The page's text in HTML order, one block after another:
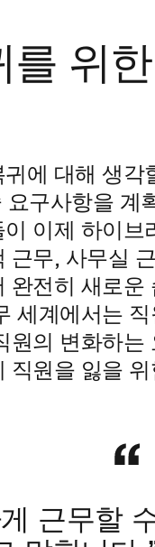
를 위
에 대해 생
구사항을 계
이제 하이
근무, 사무실
완전히 새로
세계에서는
원의 변화하
직원을 잃을
근무할